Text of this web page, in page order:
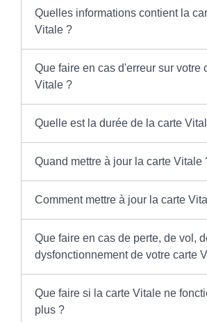
Quelles informations contient la
Vitale ?
Que faire en cas d'erreur sur votre
Vitale ?
Quelle est la durée de la carte
Quand mettre à jour la carte Vitale
Comment mettre à jour la carte
Que faire en cas de perte, de vol,
dysfonctionnement de votre carte
Que faire si la carte Vitale ne
plus ?